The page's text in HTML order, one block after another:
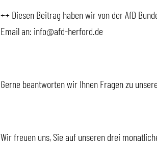
++ Diesen Beitrag haben wir von der AfD
Email an: info@afd-herford.de
Gerne beantworten wir Ihnen Fragen zu
Wir freuen uns, Sie auf unseren drei